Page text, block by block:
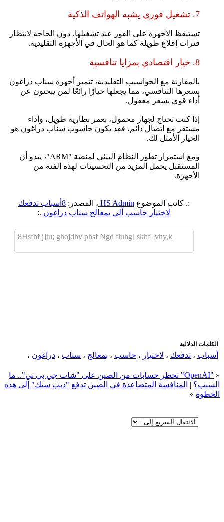
7. تشغيل فوري يشبه الهواتف الذكية
تستيقظ الأجهزة على الفور عند تشغيلها، دون الحاجة لانتظار
فترات إقلاع طويلة كما هو الحال في الأجهزة التقليدية.
8. خيار اقتصادي بمزايا تنافسية
بالمقارنة مع الحواسيب التقليدية، تتميز أجهزة سناب دراغون
بسعرها التنافسي، مما يجعلها خيارًا رائعًا لمن يبحثون عن
أداء قوي بسعر معقول.
إذا كنت تحتاج لجهاز محمول، بعمر بطارية طويل، وأداء
مستقر مع اتصال دائم، فقد يكون حاسوب سناب دراغون هو
الخيار الأمثل لك.
ومع استمرار تطور النظام البيئي لمنصة "ARM"، يبدو أن
المستقبل يحمل المزيد من التحسينات لهذه الفئة من
الأجهزة.
:. كاتب الموضوع HS Admin ، المصدر:
8أسباب تدفعك
لاختيار حاسب آلي بمعالج سناب دراغون .:
8Hsfhf j]tu; ghojdhv phsf Ngd fluhg[ skhf ]vhy,k
الكلمات الدلالية
أسباب ، تدفعك ، لاختيار ، حاسب ، بمعالج ، سناب ، دراغون ،
«
"OpenAI" تحظر حسابات من الصين على "شات جي بي تي".. ما
السبب؟ | المنافسة المتصاعدة في الصين تدفع "ديب سيك" إلى هذه
الخطوة »